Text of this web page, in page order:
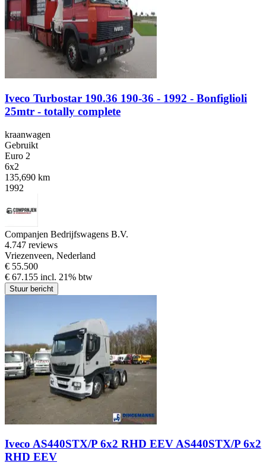
Iveco Turbostar 190.36 190-36 - 1992 - Bonfiglioli
25mtr - totally complete
kraanwagen
Gebruikt
Euro 2
6x2
135,690 km
1992
Companjen Bedrijfswagens B.V.
4.747 reviews
Vriezenveen, Nederland
€ 55.500
€ 67.155 incl. 21% btw
Stuur bericht
Iveco AS440STX/P 6x2 RHD EEV AS440STX/P 6x2
RHD EEV